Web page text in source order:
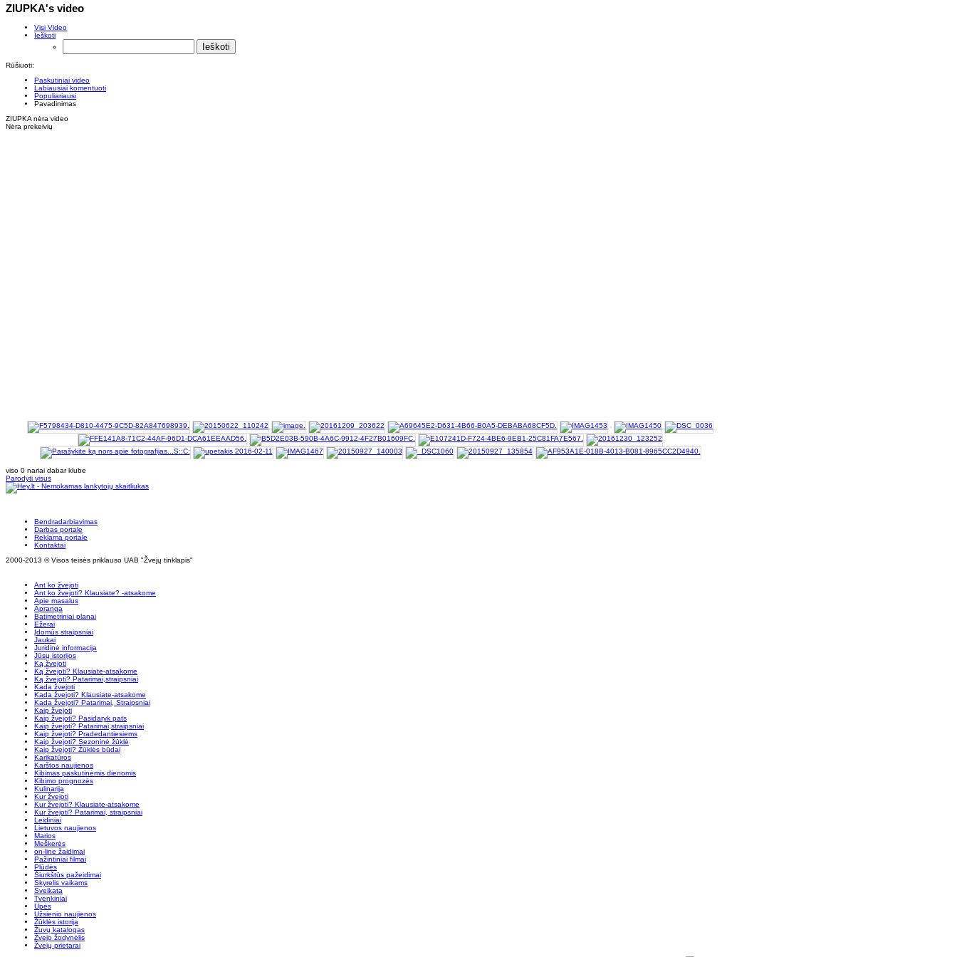
ZIUPKA's video
Visi Video
Ieškoti
Rūšiuoti:
Paskutiniai video
Labiausiai komentuoti
Populiariausi
Pavadinimas
ZIUPKA nėra video
Nėra prekeivių
viso 0 nariai dabar klube
Parodyti visus
Bendradarbiavimas
Darbas portale
Reklama portale
Kontaktai
2000-2013 © Visos teisės priklauso UAB "Žvejų tinklapis"
Ant ko žvejoti
Ant ko žvejoti? Klausiate? -atsakome
Apie masalus
Apranga
Batimetriniai planai
Ežerai
Įdomūs straipsniai
Jaukai
Juridinė informacija
Jūsų istorijos
Ką žvejoti
Ką žvejoti? Klausiate-atsakome
Ką žvejoti? Patarimai,straipsniai
Kada žvejoti
Kada žvejoti? Klausiate-atsakome
Kada žvejoti? Patarimai, Straipsniai
Kaip žvejoti
Kaip žvejoti? Pasidaryk pats
Kaip žvejoti? Patarimai,straipsniai
Kaip žvejoti? Pradedantiesiems
Kaip žvejoti? Sezoninė žūklė
Kaip žvejoti? Žūklės būdai
Karikatūros
Karštos naujienos
Kibimas paskutinėmis dienomis
Kibimo prognozės
Kulinarija
Kur žvejoti
Kur žvejoti? Klausiate-atsakome
Kur žvejoti? Patarimai, straipsniai
Leidiniai
Lietuvos naujienos
Marios
Meškerės
on-line žaidimai
Pažintiniai filmai
Plūdės
Šiurkštūs pažeidimai
Skyrelis vaikams
Sveikata
Tvenkiniai
Upės
Užsienio naujienos
Žūklės istorija
Žuvų katalogas
Žvejo žodynėlis
Žvejų prietarai